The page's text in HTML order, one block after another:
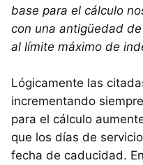
base para el cálculo
con una antigüedad de
al límite máximo de
Lógicamente las
incrementando
para el cálculo
que los días de
fecha de caducidad.